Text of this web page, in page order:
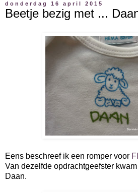
donderdag 16 april 2015
Beetje bezig met ...
Eens beschreef ik een romper voor
Van dezelfde opdrachtgeefster
Daan.